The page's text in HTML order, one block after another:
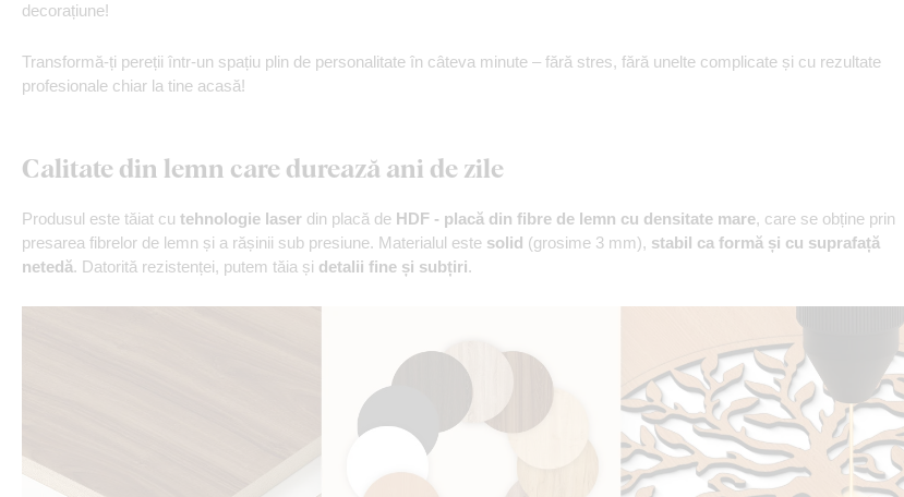
decorațiune!
Transformă-ți pereții într-un spațiu plin de personalitate în câteva minute – fără stres, fără unelte complicate și cu rezultate
profesionale chiar la tine acasă!
Calitate din lemn care durează ani de zile
Produsul este tăiat cu tehnologie laser din placă de HDF - placă din fibre de lemn cu densitate mare, care se obține prin
presarea fibrelor de lemn și a rășinii sub presiune. Materialul este solid (grosime 3 mm), stabil ca formă și cu suprafață
netedă. Datorită rezistenței, putem tăia și detalii fine și subțiri.